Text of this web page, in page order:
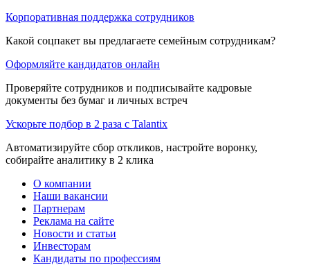
Корпоративная поддержка сотрудников
Какой соцпакет вы предлагаете семейным сотрудникам?
Оформляйте кандидатов онлайн
Проверяйте сотрудников и подписывайте кадровые
документы без бумаг и личных встреч
Ускорьте подбор в 2 раза с Talantix
Автоматизируйте сбор откликов, настройте воронку,
собирайте аналитику в 2 клика
О компании
Наши вакансии
Партнерам
Реклама на сайте
Новости и статьи
Инвесторам
Кандидаты по профессиям